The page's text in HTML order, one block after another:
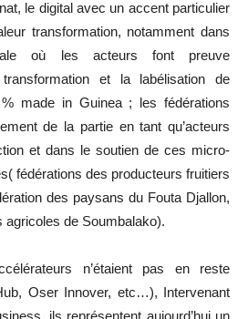
le digital avec un accent particulier
transformation, notamment dans
où les acteurs font preuve
et la labélisation de
made in Guinea ; les fédérations
de la partie en tant qu’acteurs
et dans le soutien de ces micro-
fédérations des producteurs fruitiers
des paysans du Fouta Djallon,
agricoles de Soumbalako).
n’étaient pas en reste
Oser Innover, etc…), Intervenant
ils représentent aujourd’hui un